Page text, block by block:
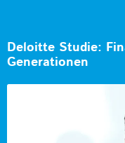
Deloitte Studie:
Generationen